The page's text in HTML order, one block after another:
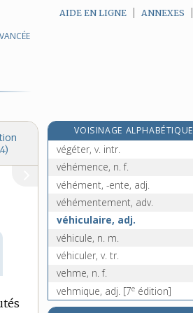
AIDE EN LIGNE ANNEXES
VOISINAGE ALPHABÉTIQUE
végétation, n. f.
végéter, v. intr.
véhémence, n. f.
véhément, -ente, adj.
véhémentement, adv.
véhiculaire, adj.
véhicule, n. m.
véhiculer, v. tr.
vehme, n. f.
vehmique, adj. [7e édition]
veille, n. f.